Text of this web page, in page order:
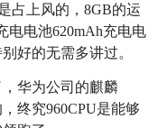
占上风的，8GB的运
电电池620mAh充电电
好的无需多讲过。
华为公司的麒麟
终究960CPU是能够